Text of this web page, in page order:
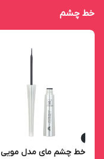
خط چشم
خط چشم مای مدل مویی